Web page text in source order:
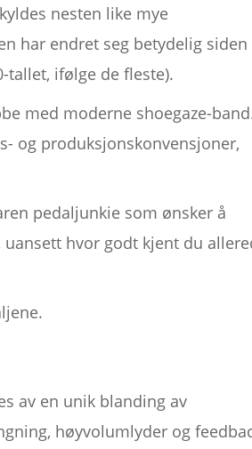
nesten like mye
har endret seg betydelig siden
tallet, ifølge de fleste).
med moderne shoegaze-
og produksjonskonvensjoner,
pedaljunkie som ønsker å
hvor godt kjent du
av en unik blanding av
høyvolumlyder og